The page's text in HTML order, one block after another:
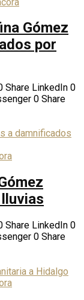
Gómez
por
Share LinkedIn 0
0 Share
Share LinkedIn 0
0 Share